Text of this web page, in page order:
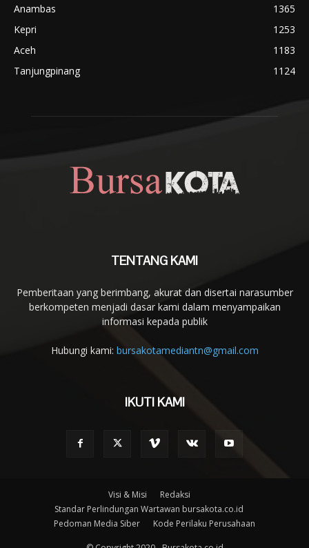
Anambas
1365
Kepri
1253
Aceh
1183
Tanjungpinang
1124
TENTANG KAMI
Pemberitaan yang berimbang, akurat dan disertai narasumber
berkompeten menjadi dasar kami dalam menyampaikan
informasi kepada publik
Hubungi kami: bursakotamediantn@gmail.com
IKUTI KAMI
Visi & Misi
Redaksi
Standar Perlindungan Wartawan bursakota.co.id
Pedoman Media Siber
Kode Perilaku Perusahaan